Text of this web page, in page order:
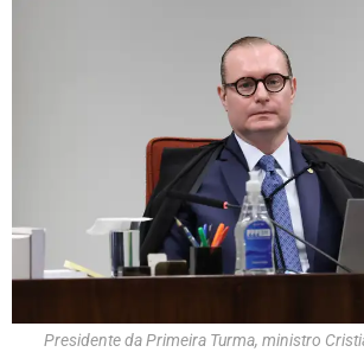
Presidente da Primeira Turma, ministro